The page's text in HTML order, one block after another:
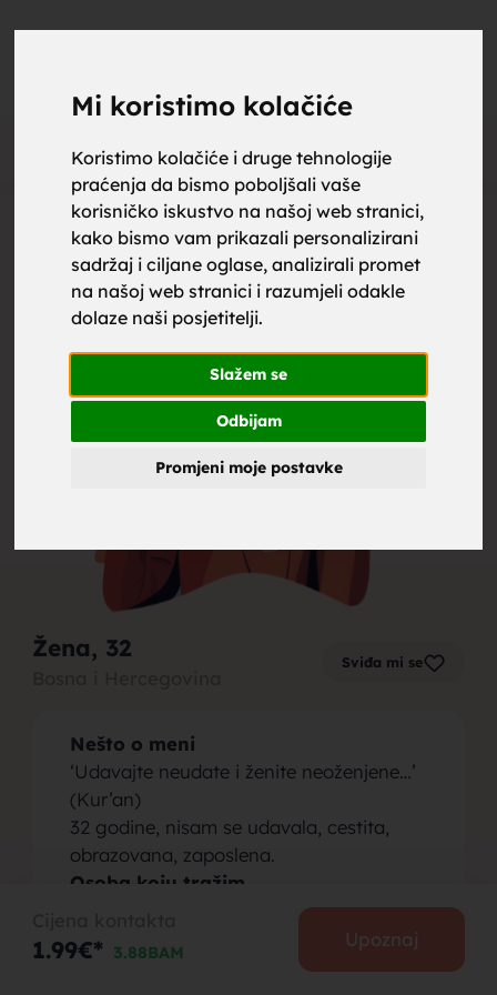
Mi koristimo kolačiće
Koristimo kolačiće i druge tehnologije
praćenja da bismo poboljšali vaše
korisničko iskustvo na našoj web stranici,
kako bismo vam prikazali personalizirani
sadržaj i ciljane oglase, analizirali promet
na našoj web stranici i razumjeli odakle
dolaze naši posjetitelji.
Slažem se
Odbijam
Promjeni moje postavke
Oglas
Žena, 32 Sviđa mi se
Nešto o meni
‘Udavajte neudate i ženite neoženjene…’
(Kur’an)
32 godine, nisam se udavala, cestita,
obrazovana, zaposlena.
Osoba koju tražim
U potrazi za cestitim insanom, od 32 do
37 godina zivota, da je u vjeri i sa
namazom.
1.99€* 3.88BAM
Upoznaj
upoznaj
za brak,
zene za
brak,
muskarci
za brak,